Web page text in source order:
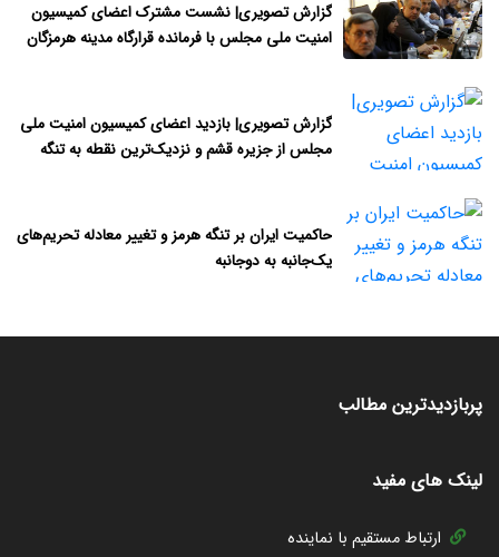
گزارش تصویری| نشست مشترک اعضای کمیسیون
امنیت ملی مجلس با فرمانده قرارگاه مدینه هرمزگان
گزارش تصویری| بازدید اعضای کمیسیون امنیت ملی
مجلس از جزیره قشم و نزدیک‌ترین نقطه به تنگه
حاکمیت ایران بر تنگه هرمز و تغییر معادله تحریم‌های
یک‌جانبه به دوجانبه
لینک های مفید
ارتباط مستقیم با نماینده
پربازدیدترین مطالب